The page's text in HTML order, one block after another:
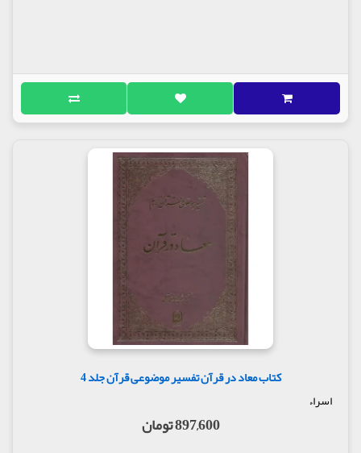
کتاب معاد در قرآن تفسیر موضوعی قرآن جلد 4
اسراء
897,600 تومان